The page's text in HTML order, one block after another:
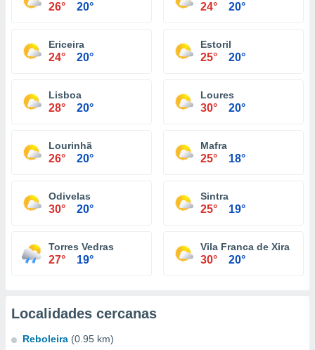
26° 20° 24° 20°
Ericeira
24° 20°
Estoril
25° 20°
Lisboa
28° 20°
Loures
30° 20°
Lourinhã
26° 20°
Mafra
25° 18°
Odivelas
30° 20°
Sintra
25° 19°
Torres Vedras
27° 19°
Vila Franca de Xira
30° 20°
Localidades cercanas
Reboleira (0.95 km)